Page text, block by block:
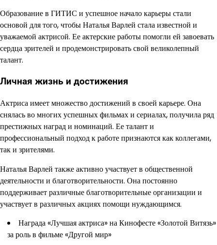
Образование в ГИТИС и успешное начало карьеры стали
основой для того, чтобы Наталья Варлей стала известной и
уважаемой актрисой. Ее актерские работы помогли ей завоевать
сердца зрителей и продемонстрировать свой великолепный
талант.
Личная жизнь и достижения
Актриса имеет множество достижений в своей карьере. Она
снялась во многих успешных фильмах и сериалах, получила ряд
престижных наград и номинаций. Ее талант и
профессиональный подход к работе признаются как коллегами,
так и зрителями.
Наталья Варлей также активно участвует в общественной
деятельности и благотворительности. Она постоянно
поддерживает различные благотворительные организации и
участвует в различных акциях помощи нуждающимся.
Награда «Лучшая актриса» на Кинофесте «Золотой Витязь»
за роль в фильме «Другой мир»